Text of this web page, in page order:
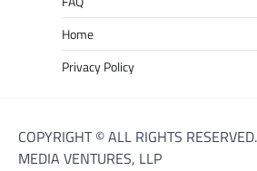
Home
Privacy Policy
COPYRIGHT © ALL RIGHTS
MEDIA VENTURES, LLP